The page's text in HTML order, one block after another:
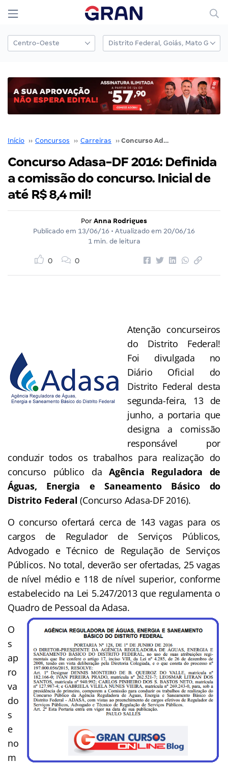
Início ›› Concursos ›› Carreiras ›› Concurso Adasa-DF 2016: Definida a comissão do concurso. Inicial de até R$ 8,4 mil!
Concurso Adasa-DF 2016: Definida
a comissão do concurso. Inicial de
até R$ 8,4 mil!
Por Anna Rodrigues
Publicado em 13/06/16 • Atualizado em 20/06/16
1 min. de leitura
0 0
Atenção concurseiros
do Distrito Federal!
Foi divulgada no
Diário Oficial do
Distrito Federal desta
segunda-feira, 13 de
junho, a portaria que
designa a comissão
responsável por
conduzir todos os trabalhos para realização do
concurso público daAgência Reguladora de
Águas, Energia e Saneamento Básico do
Distrito Federal (Concurso Adasa-DF 2016).
O concurso ofertará cerca de 143 vagas para os
cargos de
Regulador de Serviços Públicos,
Advogado e Técnico de Regulação de Serviços
Públicos. No total, deverão ser ofertadas, 25 vagas
de nível médio e 118 de nível superior, conforme
estabelecido na Lei 5.247/2013 que regulamenta o
Quadro de Pessoal da Adasa.
O
s
ap
ro
va
do
s
e
no
m